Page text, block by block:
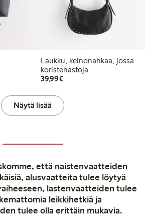
Laukku, keinonahkaa, jossa
koristenastoja
39,99€39,99 €
Näytä lisää
että naistenvaatteiden
alusvaatteita tulee löytyä
lastenvaatteiden tulee
leikkihetkiä ja
tulee olla erittäin mukavia.